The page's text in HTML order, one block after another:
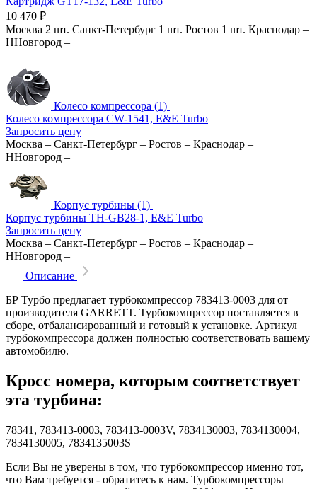
10 470 ₽
Москва 2 шт. Санкт-Петербург 1 шт. Ростов 1 шт. Краснодар –
ННовгород –
Колесо компрессора (1)
Колесо компрессора CW-1541, E&E Turbo
Запросить цену
Москва – Санкт-Петербург – Ростов – Краснодар –
ННовгород –
Корпус турбины (1)
Корпус турбины TH-GB28-1, E&E Turbo
Запросить цену
Москва – Санкт-Петербург – Ростов – Краснодар –
ННовгород –
Описание
БР Турбо предлагает турбокомпрессор 783413-0003 для от
производителя GARRETT. Турбокомпрессор поставляется в
сборе, отбалансированный и готовый к установке. Артикул
турбокомпрессора должен полностью соответствовать вашему
автомобилю.
Кросс номера, которым соответствует
эта турбина:
78341, 783413-0003, 783413-0003V, 7834130003, 7834130004,
7834130005, 7834135003S
Если Вы не уверены в том, что турбокомпрессор именно тот,
что Вам требуется - обратитесь к нам. Турбокомпрессоры —